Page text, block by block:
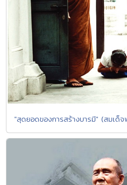
"สุดยอดของการสร้างบารมี" (สมเด็จ